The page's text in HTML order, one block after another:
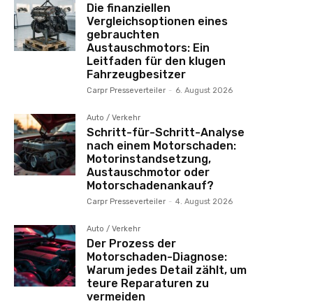
Die finanziellen
Vergleichsoptionen eines
gebrauchten
Austauschmotors: Ein
Leitfaden für den klugen
Fahrzeugbesitzer
Carpr Presseverteiler - 6. August 2026
Auto / Verkehr
Schritt-für-Schritt-Analyse
nach einem Motorschaden:
Motorinstandsetzung,
Austauschmotor oder
Motorschadenankauf?
Carpr Presseverteiler - 4. August 2026
Auto / Verkehr
Der Prozess der
Motorschaden-Diagnose:
Warum jedes Detail zählt, um
teure Reparaturen zu
vermeiden